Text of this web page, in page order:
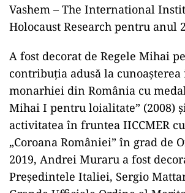
Vashem – The International
Holocaust Research pentru anul
A fost decorat de Regele Mihai
contribuția adusă la
monarhiei din România cu
Mihai I pentru loialitate” (2008)
activitatea în fruntea IICCMER
„Coroana României” în grad de
2019, Andrei Muraru a fost
Președintele Italiei, Sergio